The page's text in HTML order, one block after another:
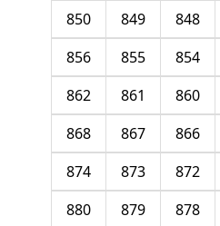
848
849
850
854
855
856
860
861
862
866
867
868
872
873
874
878
879
880